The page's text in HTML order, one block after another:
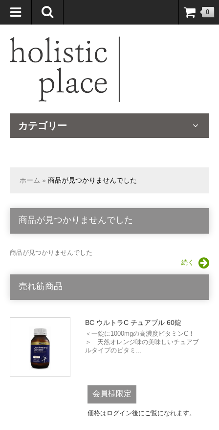
自然療法大国のオーストラリアより、臨床経験＆知識の豊富なナチュ
ロパスが厳選したサプリメントや ナチュラルグッズをお届けします！
0
カテゴリー
ホーム » 商品が見つかりませんでした
商品が見つかりませんでした
商品が見つかりませんでした
続く
売れ筋商品
BC ウルトラC チュアブル 60錠
＜一錠に1000mgの高濃度ビタミンC！
＞ 天然オレンジ味の美味しいチュアブ
ルタイプのビタミ...
会員様限定
価格はログイン後にご覧になれます。